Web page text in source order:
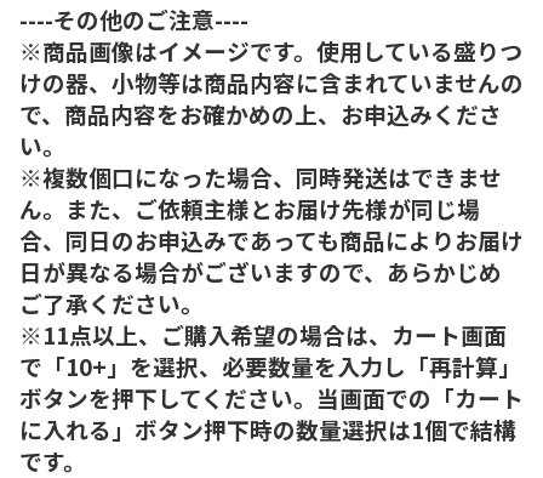
----その他のご注意----
※商品画像はイメージです。使用している盛りつ
けの器、小物等は商品内容に含まれていませんの
で、商品内容をお確かめの上、お申込みくださ
い。
※複数個口になった場合、同時発送はできませ
ん。また、ご依頼主様とお届け先様が同じ場
合、同日のお申込みであっても商品によりお届け
日が異なる場合がございますので、あらかじめ
ご了承ください。
※11点以上、ご購入希望の場合は、カート画面
で「10+」を選択、必要数量を入力し「再計算」
ボタンを押下してください。当画面での「カート
に入れる」ボタン押下時の数量選択は1個で結構
です。